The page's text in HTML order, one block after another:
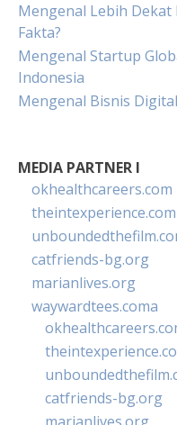
Mengenal Lebih
Fakta?
Mengenal Startup
Indonesia
Mengenal Bisnis
MEDIA PARTNER I
okhealthcareers.com
theintexperience.com
catfriends-bg.org
marianlives.org
waywardtees.coma
catfriends-bg.org